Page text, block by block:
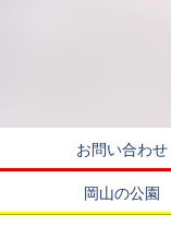
お問い合わせ
岡山の公園